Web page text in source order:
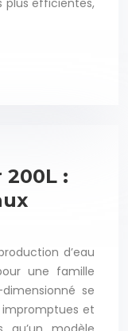
plus efficientes,
:
d’eau
une famille
se
et